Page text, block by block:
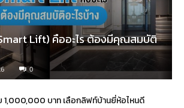
Lift) คืออะไร ต้องมีคุณสมบัติ
0
1,000,000 บาท เลือกลิฟท์บ้านยี่ห้อไหนดี